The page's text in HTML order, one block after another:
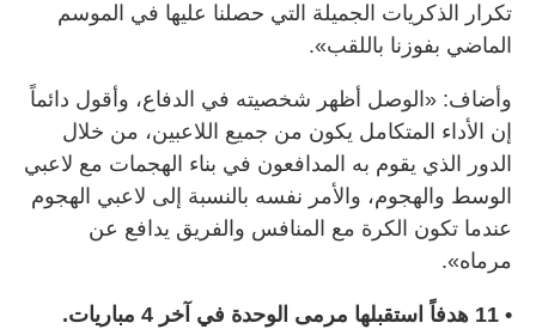
تكرار الذكريات الجميلة التي حصلنا عليها في الموسم
الماضي بفوزنا باللقب».
وأضاف: «الوصل أظهر شخصيته في الدفاع، وأقول دائماً
إن الأداء المتكامل يكون من جميع اللاعبين، من خلال
الدور الذي يقوم به المدافعون في بناء الهجمات مع لاعبي
الوسط والهجوم، والأمر نفسه بالنسبة إلى لاعبي الهجوم
عندما تكون الكرة مع المنافس والفريق يدافع عن
مرماه».
• 11 هدفاً استقبلها مرمى الوحدة في آخر 4 مباريات.